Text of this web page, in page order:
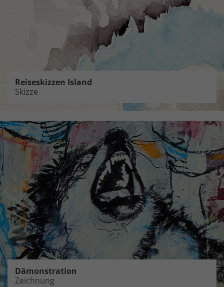
Reiseskizzen Island
Skizze
Dämonstration
Zeichnung